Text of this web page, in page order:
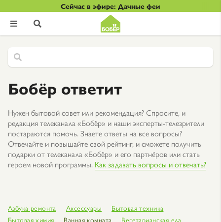
Сейчас в эфире: Дачные феи
 
Бобёр ответит
Нужен бытовой совет или рекомендация? Спросите, и
редакция телеканала «Бобёр» и наши эксперты-телезрители
постараются помочь. Знаете ответы на все вопросы?
Отвечайте и повышайте свой рейтинг, и сможете получить
подарки от телеканала «Бобёр» и его партнёров или стать
героем новой программы. Как задавать вопросы и отвечать?
Азбука ремонта Аксессуары
Бытовая техника
Бытовая химия
Ванная комната
Вегетарианская еда